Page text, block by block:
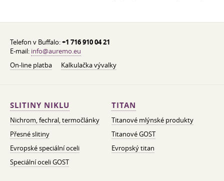
Telefon v Buffalo:+1 716 910 04 21
E-mail: info@auremo.eu
On-line platba
Kalkulačka vývalky
SLITINY NIKLU
Nichrom, fechral, termočlánky
Přesné slitiny
Evropské speciální oceli
Speciální oceli GOST
TITAN
Titanové mlýnské produkty
Titanové GOST
Evropský titan